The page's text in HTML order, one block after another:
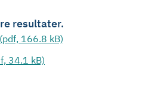
resultater.
166.8 kB)
34.1 kB)